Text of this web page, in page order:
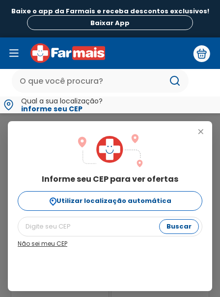
Baixe o app da Farmais e receba descontos exclusivos!
Baixar App
Qual a sua localização?
informe seu CEP
+
Informe seu CEP para ver ofertas
Utilizar localização automática
Buscar
Não sei meu CEP
nutratopic
Ordenar Por
relevância